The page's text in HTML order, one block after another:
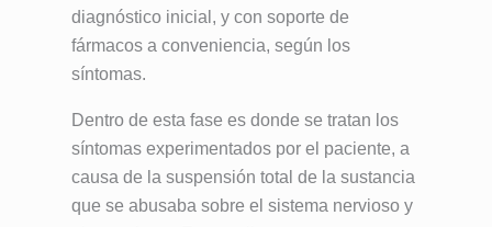
diagnóstico inicial, y con soporte de
fármacos a conveniencia, según los
síntomas.
Dentro de esta fase es donde se tratan los
síntomas experimentados por el paciente, a
causa de la suspensión total de la sustancia
que se abusaba sobre el sistema nervioso y